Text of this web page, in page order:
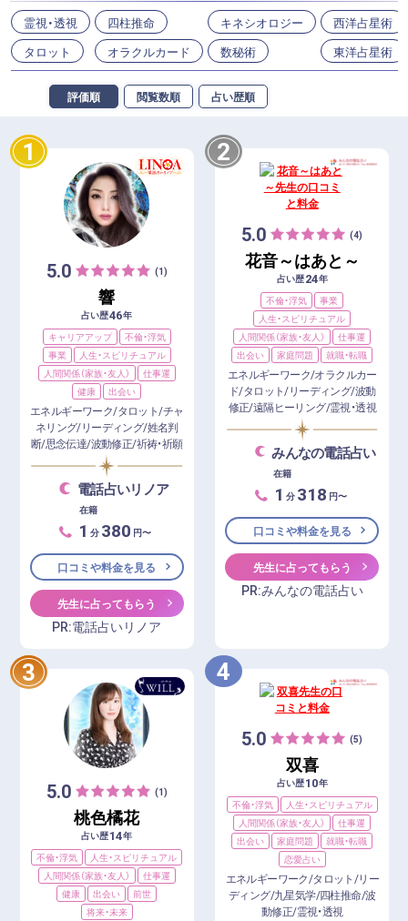
霊視・透視
タロット
四柱推命
オラクルカード
キネシオロジー
数秘術
西洋占星術
東洋占星術
評価順 閲覧数順 占い歴順
1
5.0 (1)
響
占い歴46年
キャリアアップ
不倫・浮気
事業
人生・スピリチュアル
人間関係（家族・友人）
仕事運
健康
出会い
エネルギーワーク/タロット/チャ
ネリング/リーディング/姓名判
断/思念伝達/波動修正/祈祷・祈願
電話占いリノア
在籍
1 分 380 円〜
口コミや料金を見る
先生に占ってもらう
PR:電話占いリノア
2
5.0 (4)
花音～はあと～
占い歴24年
不倫・浮気
事業
人生・スピリチュアル
人間関係（家族・友人）
仕事運
出会い
家庭問題 就職・転職
エネルギーワーク/オラクルカー
ド/タロット/リーディング/波動
修正/遠隔ヒーリング/霊視・透視
みんなの電話占い
在籍
1 分 318 円〜
口コミや料金を見る
先生に占ってもらう
PR:みんなの電話占い
3
5.0 (1)
桃色橘花
占い歴14年
不倫・浮気
人生・スピリチュアル
人間関係（家族・友人）
仕事運
健康
出会い
前世
将来・未来
4
5.0 (5)
双喜
占い歴10年
不倫・浮気
人生・スピリチュアル
人間関係（家族・友人）
仕事運
出会い
家庭問題
就職・転職
恋愛占い
エネルギーワーク/タロット/リー
ディング/九星気学/四柱推命/波
動修正/霊視・透視